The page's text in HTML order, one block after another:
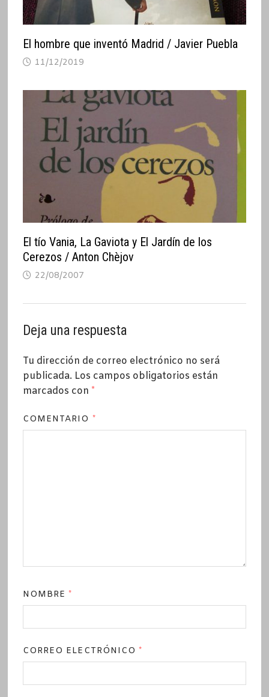
El hombre que inventó Madrid / Javier Puebla
11/12/2019
El tío Vania, La Gaviota y El Jardín de los
Cerezos / Anton Chèjov
22/08/2007
Deja una respuesta
Tu dirección de correo electrónico no será
publicada. Los campos obligatorios están
marcados con *
COMENTARIO *
NOMBRE*
CORREO ELECTRÓNICO*